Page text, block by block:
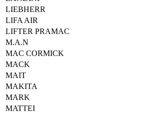
LIEBHERR
LIFA AIR
LIFTER PRAMAC
M.A.N
MAC CORMICK
MACK
MAIT
MAKITA
MARK
MATTEI